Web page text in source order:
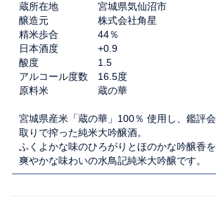
蔵所在地 宮城県気仙沼市
醸造元 株式会社角星
精米歩合 44％
日本酒度 +0.9
酸度 1.5
アルコール度数 16.5度
原料米 蔵の華
宮城県産米「蔵の華」100％ 使用し、鑑評
取りで搾った純米大吟醸酒。
ふくよかな味のひろがりとほのかな吟醸香を
爽やかな味わいの水鳥記純米大吟醸です。